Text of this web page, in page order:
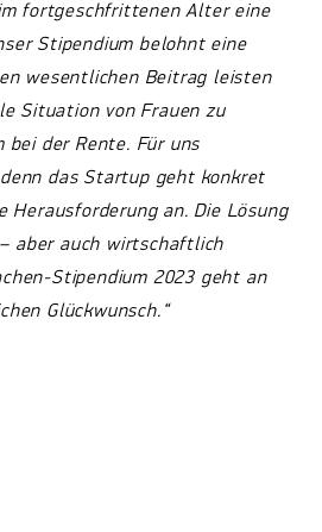
fortgeschfrittenen Alter eine
Stipendium belohnt eine
wesentlichen Beitrag leisten
Situation von Frauen zu
bei der Rente. Für uns
das Startup geht konkret
Herausforderung an. Die Lösung
aber auch wirtschaftlich
Stipendium 2023 geht an
Glückwunsch.“